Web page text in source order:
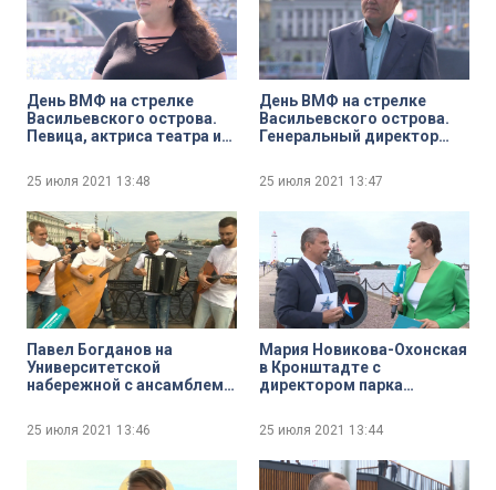
День ВМФ на стрелке
Васильевского острова.
Певица, актриса театра и
25 июля 2021 13:48
День ВМФ на стрелке
Васильевского острова.
Генеральный директор
организаций ветеранов
25 июля 2021 13:47
Павел Богданов на
Университетской
набережной с ансамблем
Бараковым
25 июля 2021 13:46
Мария Новикова-Охонская
в Кронштадте с
директором парка
25 июля 2021 13:44